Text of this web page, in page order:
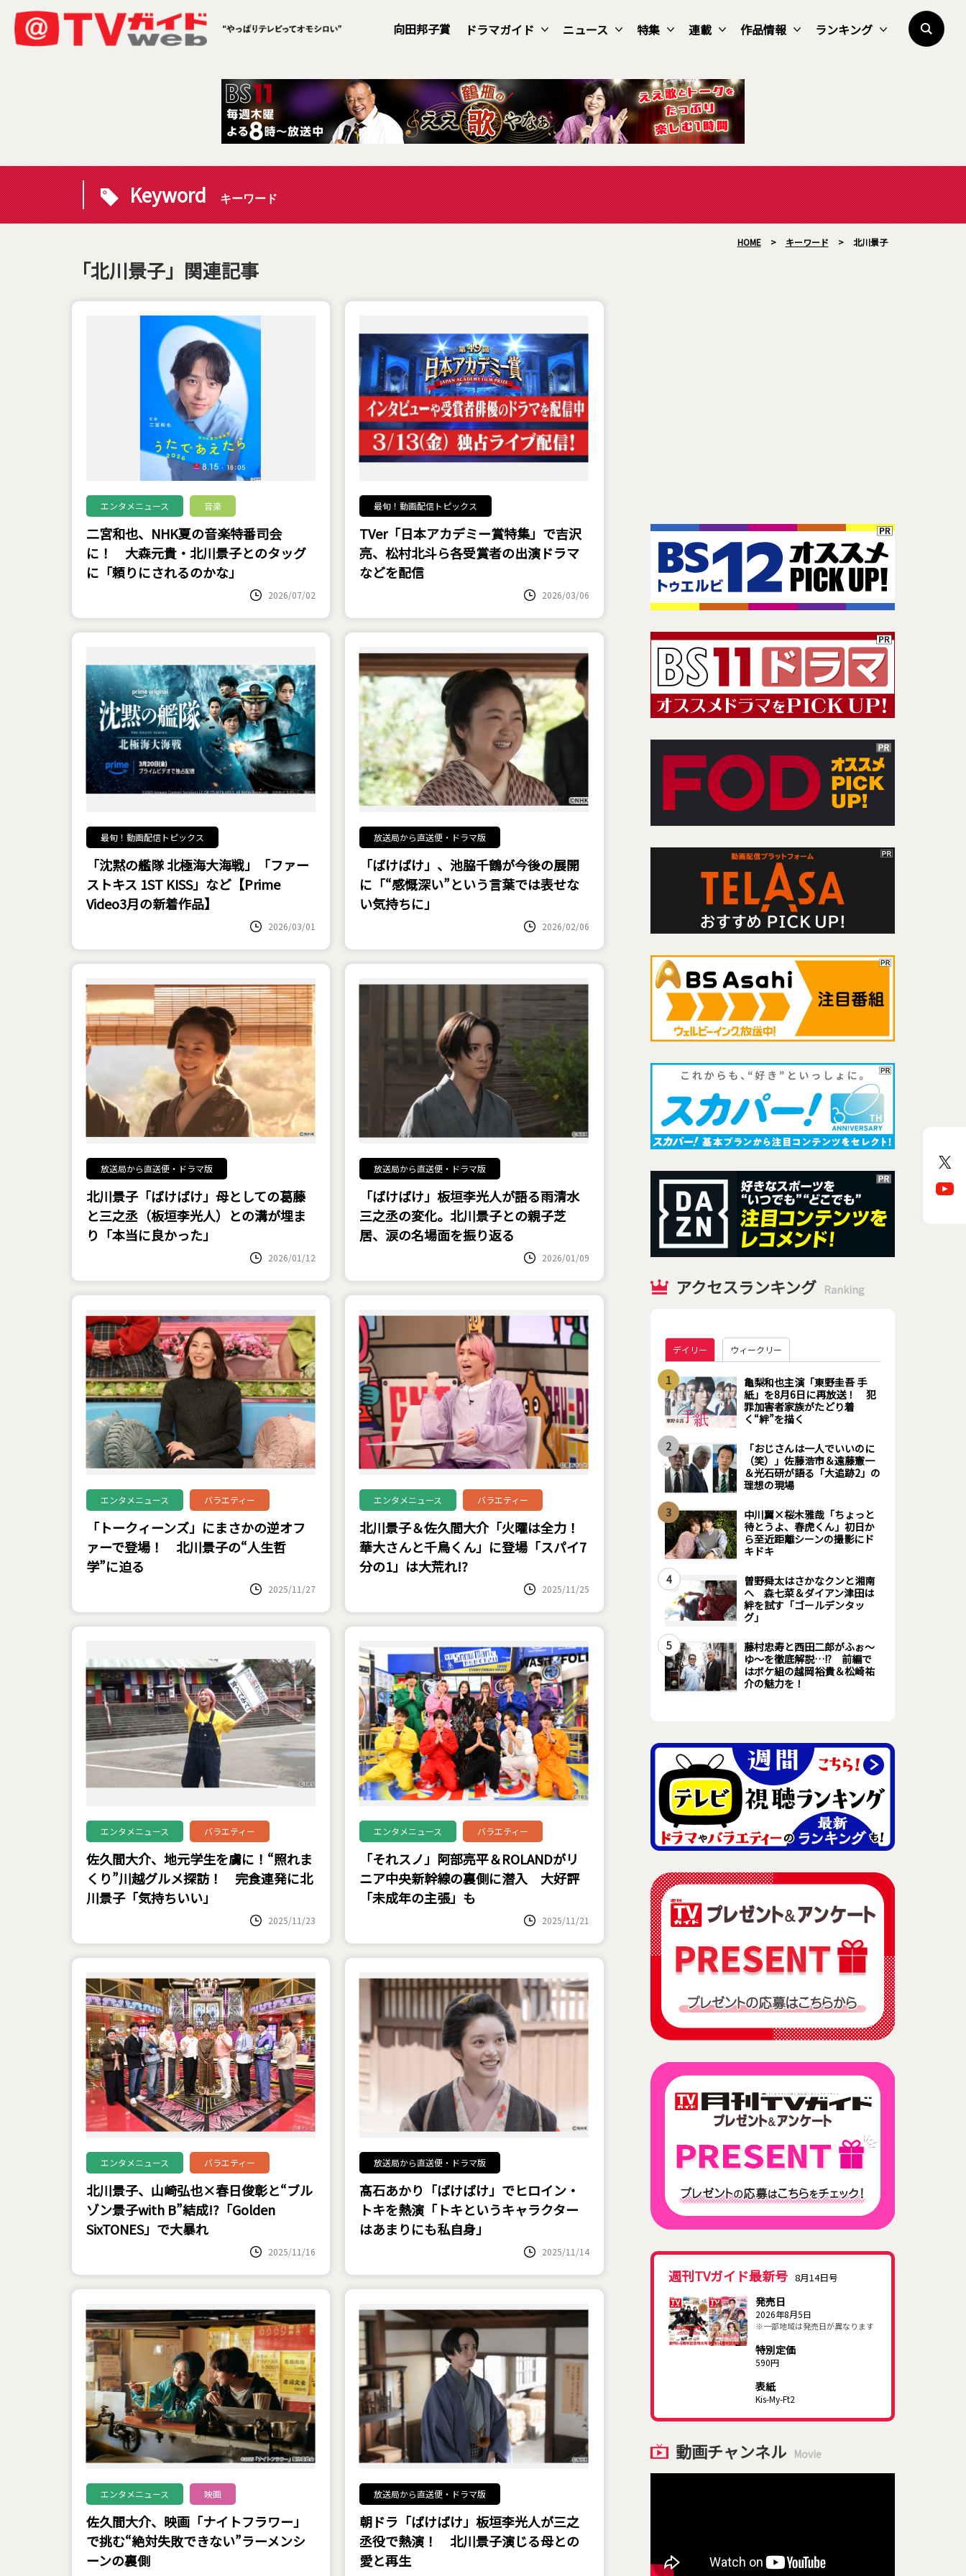
向田邦子賞 ドラマガイド ニュース 特集 連載 作品情報 ランキング
Keyword キーワード
HOME > キーワード > 北川景子
「北川景子」関連記事
エンタメニュース 音楽
二宮和也、NHK夏の音楽特番司会
に！ 大森元貴・北川景子とのタッグ
に「頼りにされるのかな」
2026/07/02
最旬！動画配信トピックス
TVer「日本アカデミー賞特集」で吉沢
亮、松村北斗ら各受賞者の出演ドラマ
などを配信
2026/03/06
最旬！動画配信トピックス
「沈黙の艦隊 北極海大海戦」「ファー
ストキス 1ST KISS」など【Prime
Video3月の新着作品】
2026/03/01
放送局から直送便・ドラマ版
「ばけばけ」、池脇千鶴が今後の展開
に「“感慨深い”という言葉では表せな
い気持ちに」
2026/02/06
放送局から直送便・ドラマ版
北川景子「ばけばけ」母としての葛藤
と三之丞（板垣李光人）との溝が埋ま
り「本当に良かった」
2026/01/12
放送局から直送便・ドラマ版
「ばけばけ」板垣李光人が語る雨清水
三之丞の変化。北川景子との親子芝
居、涙の名場面を振り返る
2026/01/09
エンタメニュース バラエティー
「トークィーンズ」にまさかの逆オフ
ァーで登場！ 北川景子の“人生哲
学”に迫る
2025/11/27
エンタメニュース バラエティー
北川景子＆佐久間大介「火曜は全力！
華大さんと千鳥くん」に登場「スパイ7
分の1」は大荒れ!?
2025/11/25
エンタメニュース バラエティー
佐久間大介、地元学生を虜に！“照れま
くり”川越グルメ探訪！ 完食連発に北
川景子「気持ちいい」
2025/11/23
エンタメニュース バラエティー
「それスノ」阿部亮平＆ROLANDがリ
ニア中央新幹線の裏側に潜入 大好評
「未成年の主張」も
2025/11/21
エンタメニュース バラエティー
北川景子、山崎弘也×春日俊彰と“ブル
ゾン景子with B”結成!?「Golden
SixTONES」で大暴れ
2025/11/16
放送局から直送便・ドラマ版
髙石あかり「ばけばけ」でヒロイン・
トキを熱演「トキというキャラクター
はあまりにも私自身」
2025/11/14
エンタメニュース 映画
佐久間大介、映画「ナイトフラワー」
で挑む“絶対失敗できない”ラーメンシ
ーンの裏側
放送局から直送便・ドラマ版
朝ドラ「ばけばけ」板垣李光人が三之
丞役で熱演！ 北川景子演じる母との
愛と再生
アクセスランキング Ranking
デイリー ウィークリー
1
亀梨和也主演「東野圭吾 手
紙」を8月6日に再放送！ 犯
罪加害者家族がたどり着
く“絆”を描く
2
「おじさんは一人でいいのに
（笑）」佐藤浩市＆遠藤憲一
＆光石研が語る「大追跡2」の
理想の現場
3
中川翼×桜木雅哉「ちょっと
待とうよ、春虎くん」初日か
ら至近距離シーンの撮影にド
キドキ
4
曽野舜太はさかなクンと湘南
へ 森七菜＆ダイアン津田は
絆を試す「ゴールデンタッ
グ」
5
藤村忠寿と西田二郎がふぉ～
ゆ～を徹底解説…!? 前編で
はボケ組の越岡裕貴＆松崎祐
介の魅力を！
週刊TVガイド最新号 8月14日号
発売日
2026年8月5日
※一部地域は発売日が異なります
特別定価
590円
表紙
Kis-My-Ft2
動画チャンネル Movie